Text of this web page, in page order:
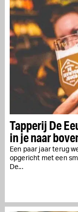
Tapperij De
in je naar
Een paar jaar terug
opgericht met een
De...